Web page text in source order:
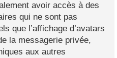
avoir accès à des
qui ne sont pas
que l’affichage d’avatars
la messagerie privée,
aux autres